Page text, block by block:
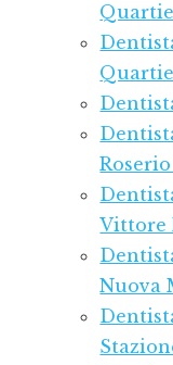
Vittore
Nuova